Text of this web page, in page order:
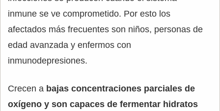
inmune se ve comprometido. Por esto los
afectados más frecuentes son niños, personas de
edad avanzada y enfermos con
inmunodepresiones.
Crecen a bajas concentraciones parciales de
oxígeno y son capaces de fermentar hidratos